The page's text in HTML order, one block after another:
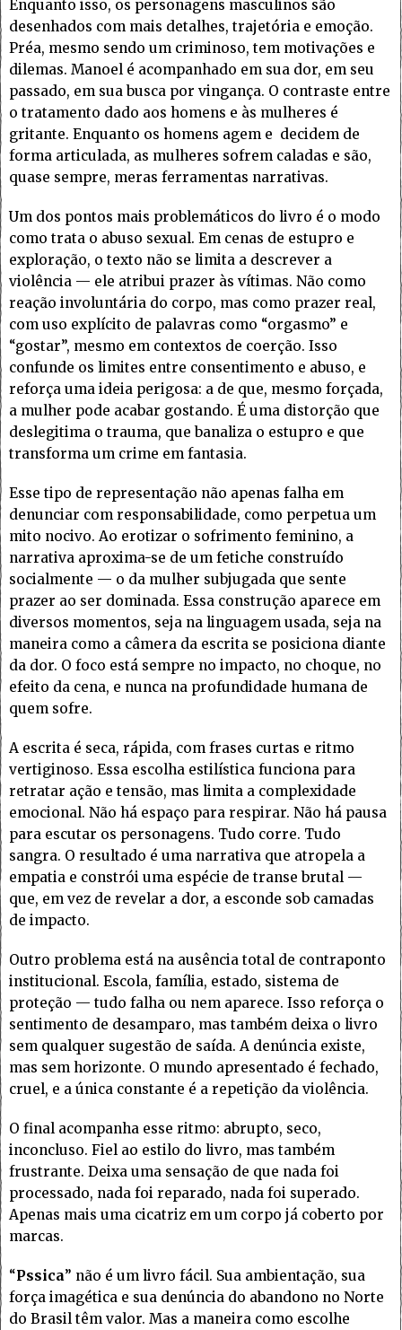
Enquanto isso, os personagens masculinos são
desenhados com mais detalhes, trajetória e emoção.
Préa, mesmo sendo um criminoso, tem motivações e
dilemas. Manoel é acompanhado em sua dor, em seu
passado, em sua busca por vingança. O contraste entre
o tratamento dado aos homens e às mulheres é
gritante. Enquanto os homens agem e decidem de
forma articulada, as mulheres sofrem caladas e são,
quase sempre, meras ferramentas narrativas.
Um dos pontos mais problemáticos do livro é o modo
como trata o abuso sexual. Em cenas de estupro e
exploração, o texto não se limita a descrever a
violência — ele atribui prazer às vítimas. Não como
reação involuntária do corpo, mas como prazer real,
com uso explícito de palavras como “orgasmo” e
“gostar”, mesmo em contextos de coerção. Isso
confunde os limites entre consentimento e abuso, e
reforça uma ideia perigosa: a de que, mesmo forçada,
a mulher pode acabar gostando. É uma distorção que
deslegitima o trauma, que banaliza o estupro e que
transforma um crime em fantasia.
Esse tipo de representação não apenas falha em
denunciar com responsabilidade, como perpetua um
mito nocivo. Ao erotizar o sofrimento feminino, a
narrativa aproxima-se de um fetiche construído
socialmente — o da mulher subjugada que sente
prazer ao ser dominada. Essa construção aparece em
diversos momentos, seja na linguagem usada, seja na
maneira como a câmera da escrita se posiciona diante
da dor. O foco está sempre no impacto, no choque, no
efeito da cena, e nunca na profundidade humana de
quem sofre.
A escrita é seca, rápida, com frases curtas e ritmo
vertiginoso. Essa escolha estilística funciona para
retratar ação e tensão, mas limita a complexidade
emocional. Não há espaço para respirar. Não há pausa
para escutar os personagens. Tudo corre. Tudo
sangra. O resultado é uma narrativa que atropela a
empatia e constrói uma espécie de transe brutal —
que, em vez de revelar a dor, a esconde sob camadas
de impacto.
Outro problema está na ausência total de contraponto
institucional. Escola, família, estado, sistema de
proteção — tudo falha ou nem aparece. Isso reforça o
sentimento de desamparo, mas também deixa o livro
sem qualquer sugestão de saída. A denúncia existe,
mas sem horizonte. O mundo apresentado é fechado,
cruel, e a única constante é a repetição da violência.
O final acompanha esse ritmo: abrupto, seco,
inconcluso. Fiel ao estilo do livro, mas também
frustrante. Deixa uma sensação de que nada foi
processado, nada foi reparado, nada foi superado.
Apenas mais uma cicatriz em um corpo já coberto por
marcas.
“Pssica” não é um livro fácil. Sua ambientação, sua
força imagética e sua denúncia do abandono no Norte
do Brasil têm valor. Mas a maneira como escolhe